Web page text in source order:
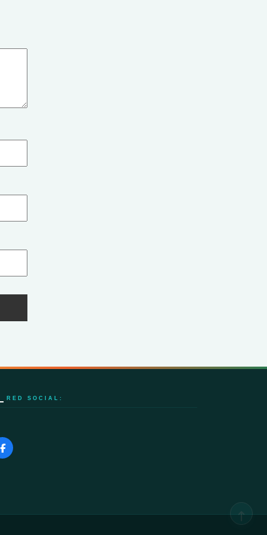
RED SOCIAL: